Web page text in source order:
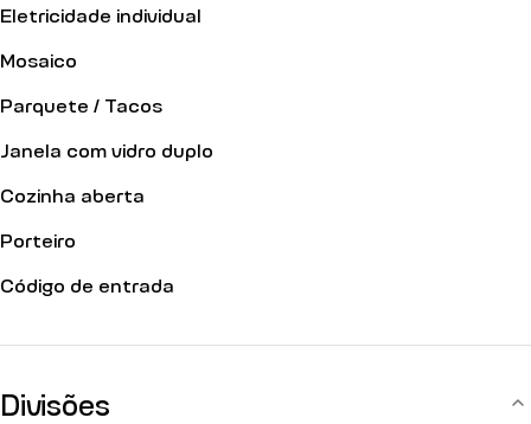
Eletricidade individual
Mosaico
Parquete / Tacos
Janela com vidro duplo
Cozinha aberta
Porteiro
Código de entrada
Divisões